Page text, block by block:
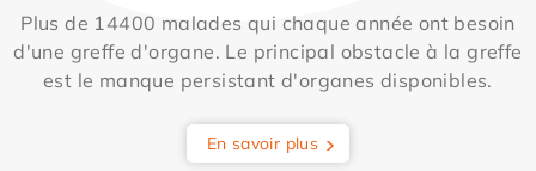
Plus de 14400 malades qui chaque année ont besoin
d'une greffe d'organe. Le principal obstacle à la greffe
est le manque persistant d'organes disponibles.
En savoir plus